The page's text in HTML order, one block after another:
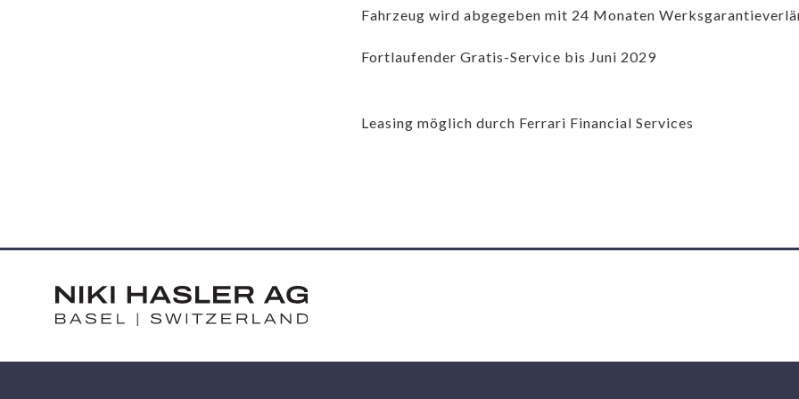
Fahrzeug wird abgegeben mit 24 Monaten
Fortlaufender Gratis-Service bis Juni 2029
Leasing möglich durch Ferrari Financial Services